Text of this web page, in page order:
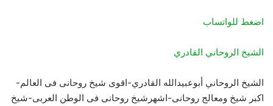
اضغط للواتساب
الشيخ الروحاني القادري
الشيخ الروحاني أبوعبيدالله القادري-اقوى شيخ روحانى فى العالم-
اكبر شيخ ومعالج روحانى-اشهرشيخ روحانى فى الوطن العربى-شيخ